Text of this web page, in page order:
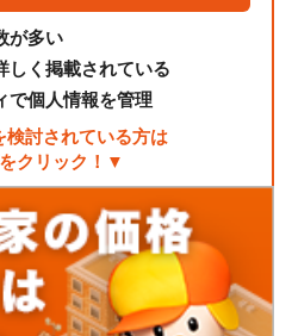
が多い
しく掲載されている
で個人情報を管理
検討されている方は
クリック！▼